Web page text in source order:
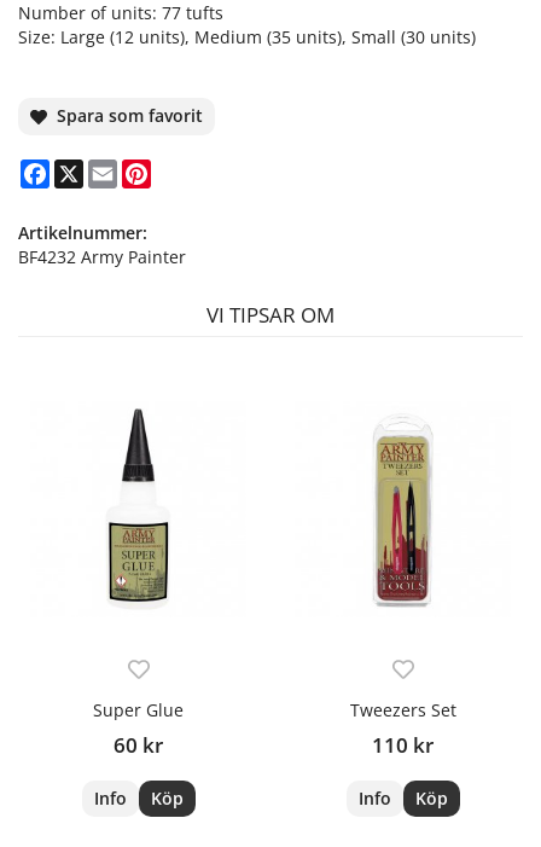
Number of units: 77 tufts
Size: Large (12 units), Medium (35 units), Small (30 units)
Spara som favorit
Facebook
X Email
Artikelnummer:
BF4232 Army Painter
VI TIPSAR OM
Super Glue
60 kr
Info Köp
Tweezers Set
110 kr
Info Köp